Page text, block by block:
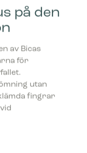
på den
av Bicas
för
utan
fingrar